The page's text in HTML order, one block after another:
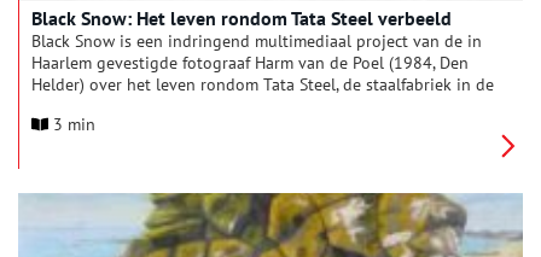
Black Snow: Het leven rondom Tata Steel verbeeld
Black Snow is een indringend multimediaal project van de in
Haarlem gevestigde fotograaf Harm van de Poel (1984, Den
Helder) over het leven rondom Tata Steel, de staalfabriek in de
werkgelegenheid die de fabriek biedt, maken anderen zich
complexe werkelijkheid bloot, in zwart-wit en alle
tussenliggende grijstinten.
3 min